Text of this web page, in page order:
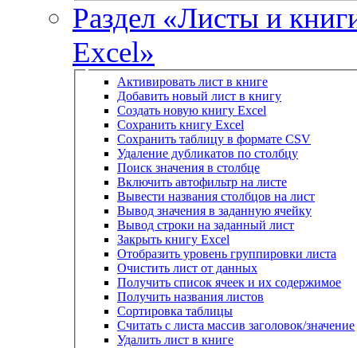
Раздел «Листы и
Excel»
Активировать лист в книге
Добавить новый лист в книгу
Создать новую книгу Excel
Сохранить книгу Excel
Сохранить таблицу в формате CSV
Удаление дубликатов по столбцу
Поиск значения в столбце
Включить автофильтр на листе
Вывести названия столбцов на лист
Вывод значения в заданную ячейку
Вывод строки на заданный лист
Закрыть книгу Excel
Отобразить уровень группировки листа
Очистить лист от данных
Получить список ячеек и их содержимое
Получить названия листов
Сортировка таблицы
Считать с листа массив заголовок/значение
Удалить лист в книге